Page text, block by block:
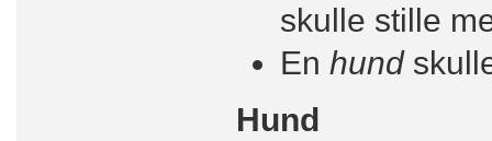
skulle stille
En hund
Hund